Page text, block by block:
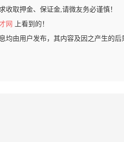
收取押金、保证金,请微友务必谨慎！
网
上看到的！
均由用户发布，其内容及因之产生的